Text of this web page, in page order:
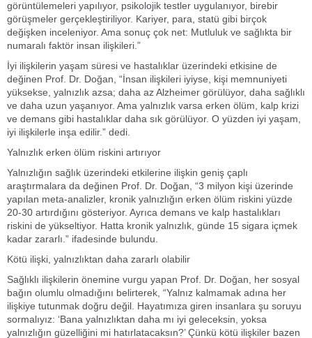
görüntülemeleri yapılıyor, psikolojik testler uygulanıyor, birebir
görüşmeler gerçekleştiriliyor. Kariyer, para, statü gibi birçok
değişken inceleniyor. Ama sonuç çok net: Mutluluk ve sağlıkta bir
numaralı faktör insan ilişkileri.”
İyi ilişkilerin yaşam süresi ve hastalıklar üzerindeki etkisine de
değinen Prof. Dr. Doğan, “İnsan ilişkileri iyiyse, kişi memnuniyeti
yüksekse, yalnızlık azsa; daha az Alzheimer görülüyor, daha sağlıklı
ve daha uzun yaşanıyor. Ama yalnızlık varsa erken ölüm, kalp krizi
ve demans gibi hastalıklar daha sık görülüyor. O yüzden iyi yaşam,
iyi ilişkilerle inşa edilir.” dedi.
Yalnızlık erken ölüm riskini artırıyor
Yalnızlığın sağlık üzerindeki etkilerine ilişkin geniş çaplı
araştırmalara da değinen Prof. Dr. Doğan, “3 milyon kişi üzerinde
yapılan meta-analizler, kronik yalnızlığın erken ölüm riskini yüzde
20-30 artırdığını gösteriyor. Ayrıca demans ve kalp hastalıkları
riskini de yükseltiyor. Hatta kronik yalnızlık, günde 15 sigara içmek
kadar zararlı.” ifadesinde bulundu.
Kötü ilişki, yalnızlıktan daha zararlı olabilir
Sağlıklı ilişkilerin önemine vurgu yapan Prof. Dr. Doğan, her sosyal
bağın olumlu olmadığını belirterek, “Yalnız kalmamak adına her
ilişkiye tutunmak doğru değil. Hayatımıza giren insanlara şu soruyu
sormalıyız: ‘Bana yalnızlıktan daha mı iyi geleceksin, yoksa
yalnızlığın güzelliğini mi hatırlatacaksın?’ Çünkü kötü ilişkiler bazen